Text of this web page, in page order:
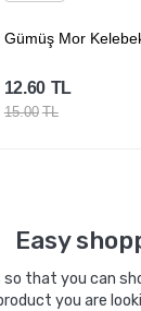
Gümüş Mor
12.60 TL
15.00 TL
Easy
that you can
you are